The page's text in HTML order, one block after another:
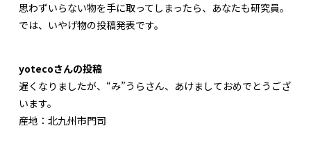
思わずいらない物を手に取ってしまったら、あなたも研究員。
では、いやげ物の投稿発表です。
yotecoさんの投稿
遅くなりましたが、“み”うらさん、あけましておめでとうござ
います。
産地：北九州市門司